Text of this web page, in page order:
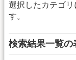
選択したカテゴ
す。
検索結果一覧の